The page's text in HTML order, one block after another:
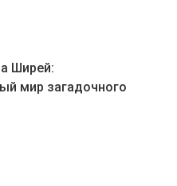
Ширей:
мир загадочного